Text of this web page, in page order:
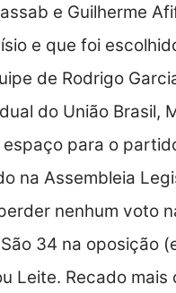
e Guilherme
e que foi
de Rodrigo
do União Brasil,
para o
na Assembleia
nenhum voto
34 na oposição
Leite. Recado